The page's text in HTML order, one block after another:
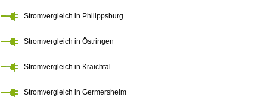
Stromvergleich in Philippsburg
Stromvergleich in Östringen
Stromvergleich in Kraichtal
Stromvergleich in Germersheim